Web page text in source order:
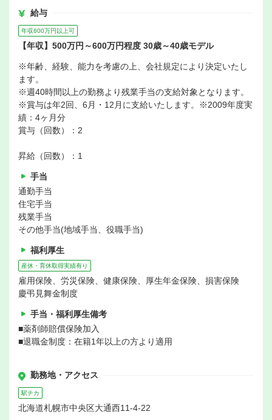
給与
年収600万円以上可
【年収】500万円～600万円程度 30歳～40歳モデル
※年齢、経験、能力を考慮の上、会社規定により決定いたし
ます。
※週40時間以上の勤務より残業手当の支給対象となります。
※賞与は年2回、6月・12月に支給いたします。※2009年度実
績：4ヶ月分
賞与（回数）：2
昇給（回数）：1
手当
通勤手当
住宅手当
残業手当
その他手当(地域手当、役職手当)
福利厚生
産休・育休取得実績有り
雇用保険、労災保険、健康保険、厚生年金保険、損害保険
慶弔見舞金制度
手当・福利厚生備考
■薬剤師賠償保険加入
■退職金制度：在籍1年以上の方より適用
勤務地・アクセス
駅チカ
北海道札幌市中央区大通西11-4-22